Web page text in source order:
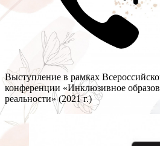
Выступление в рамках
конференции «Инклюзивное
реальности» (2021 г.)